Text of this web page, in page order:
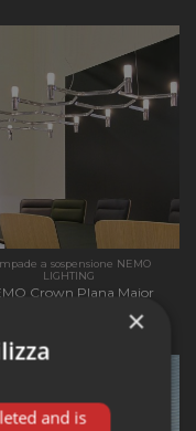
a sospensione NEMO
LIGHTING
Crown Plana Major
2.147,20 €×
and is